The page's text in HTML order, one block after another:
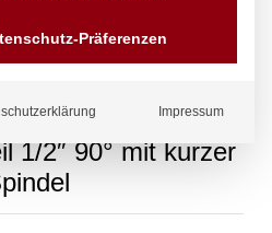
1/2″ 90° mit kurzer
Präferenzen
Impressum